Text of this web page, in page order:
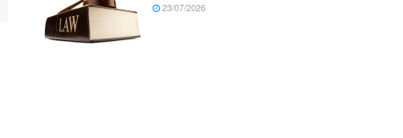
23/07/2026